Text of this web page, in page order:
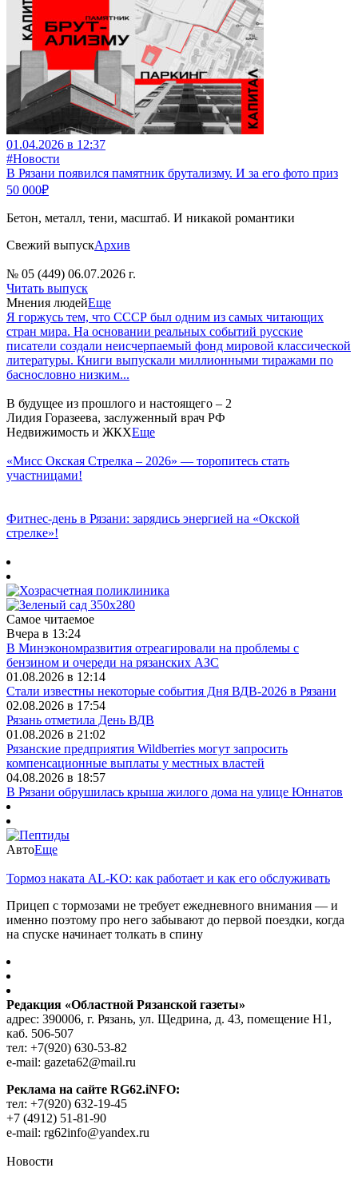
01.04.2026 в 12:37
#Новости
В Рязани появился памятник брутализму. И за его фото приз
50 000₽
Бетон, металл, тени, масштаб. И никакой романтики
Свежий выпускАрхив
№ 05 (449) 06.07.2026 г.
Читать выпуск
Мнения людейЕще
Я горжусь тем, что СССР был одним из самых читающих
стран мира. На основании реальных событий русские
писатели создали неисчерпаемый фонд мировой классической
литературы. Книги выпускали миллионными тиражами по
баснословно низким...
В будущее из прошлого и настоящего – 2
Лидия Горазеева, заслуженный врач РФ
Недвижимость и ЖКХЕще
«Мисс Окская Стрелка – 2026» — торопитесь стать
участницами!
Фитнес‑день в Рязани: зарядись энергией на «Окской
стрелке»!
Самое читаемое
Вчера в 13:24
В Минэкономразвития отреагировали на проблемы с
бензином и очереди на рязанских АЗС
01.08.2026 в 12:14
Стали известны некоторые события Дня ВДВ-2026 в Рязани
02.08.2026 в 17:54
Рязань отметила День ВДВ
01.08.2026 в 21:02
Рязанские предприятия Wildberries могут запросить
компенсационные выплаты у местных властей
04.08.2026 в 18:57
В Рязани обрушилась крыша жилого дома на улице Юннатов
АвтоЕще
Тормоз наката AL-KO: как работает и как его обслуживать
Прицеп с тормозами не требует ежедневного внимания — и
именно поэтому про него забывают до первой поездки, когда
на спуске начинает толкать в спину
Редакция «Областной Рязанской газеты»
адрес: 390006, г. Рязань, ул. Щедрина, д. 43, помещение Н1,
каб. 506-507
тел: +7(920) 630-53-82
e-mail: gazeta62@mail.ru
Реклама на сайте RG62.iNFO:
тел: +7(920) 632-19-45
+7 (4912) 51-81-90
e-mail: rg62info@yandex.ru
Новости